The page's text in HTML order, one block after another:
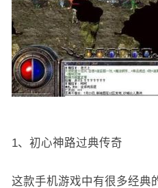
1、初心神路过典传奇
这款手机游戏中有很多经典